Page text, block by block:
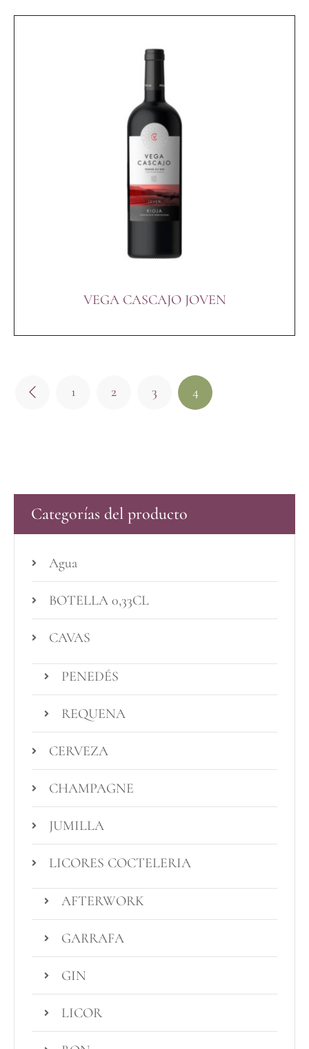
VEGA CASCAJO JOVEN
1 2 3 4
Categorías del producto
Agua
BOTELLA 0,33CL
CAVAS
PENEDÉS
REQUENA
CERVEZA
CHAMPAGNE
JUMILLA
LICORES COCTELERIA
AFTERWORK
GARRAFA
GIN
LICOR